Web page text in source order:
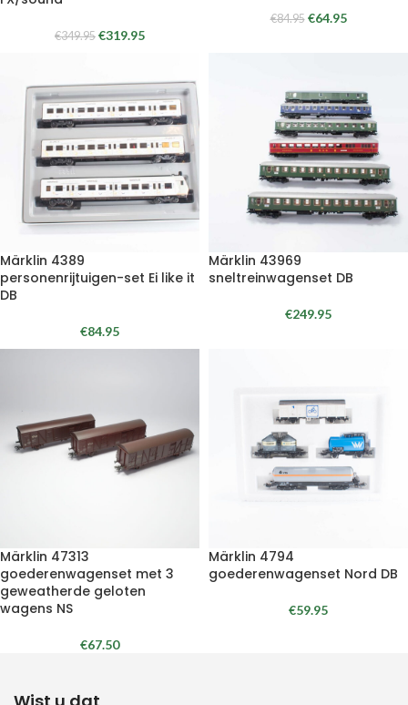
€349.95 €319.95
€84.95 €64.95
Märklin 4389
personenrijtuigen-set Ei like it
DB
€84.95
Märklin 43969
sneltreinwagenset DB
€249.95
Märklin 47313
goederenwagenset met 3
geweatherde geloten
wagens NS
€67.50
Märklin 4794
goederenwagenset Nord DB
€59.95